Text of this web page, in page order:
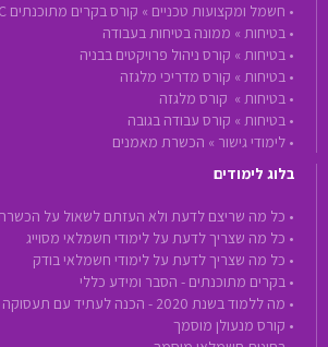
• חשמל ומקצועות טכניים » קורס בקרים מתוכנתים PLC
• בטיחות » ממונה בטיחות בעבודה
• בטיחות » קורס ניהול פרויקטים בבניה
• בטיחות » קורס מדריכי מלגזה
• בטיחות » קורס מלגזה
• בטיחות » קורס עבודה בגובה
• לימודי גישור » הכשרת מאמנים
בלוג לימודים
• כל מה שריצם לדעת ולא העזתם לשאול על
• כל מה שצריך לדעת על לימודי חשמלאי מסוייג
• כל מה שצריך לדעת על לימודי חשמלאי בודק
• בקרים מתוכנתים - הסבר ומידע כללי
• מה ללמוד בשנת 2020 - הכנה לעתיד עם תעסוקה
• קורס מנעולן מוסמך